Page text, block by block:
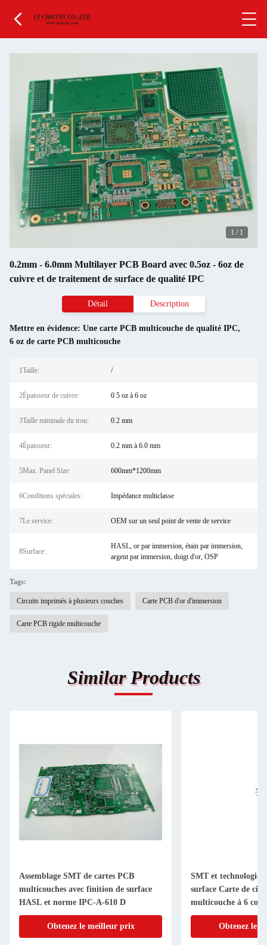
1 / 1
0.2mm - 6.0mm Multilayer PCB Board avec 0.5oz - 6oz de
cuivre et de traitement de surface de qualité IPC
Détail Description
Mettre en évidence: Une carte PCB multicouche de qualité IPC,
6 oz de carte PCB multicouche
1Taille: /
2Épaisseur de cuivre: 0.5 oz à 6 oz
3Taille minimale du trou: 0.2 mm
4Épaisseur: 0.2 mm à 6.0 mm
5Max. Panel Size: 600mm*1200mm
6Conditions spéciales: Impédance multiclasse
7Le service: OEM sur un seul point de vente de service
8Surface:
HASL, or par immersion, étain par immersion,
argent par immersion, doigt d'or, OSP
Tags:
Circuits imprimés à plusieurs couches Carte PCB d'or d'immersion
Carte PCB rigide multicouche
Similar Products
Assemblage SMT de cartes PCB
multicouches avec finition de surface
HASL et norme IPC-A-610 D
Obtenez le meilleur prix
SMT et technologie
surface Carte de
multicouche à 6
Obtenez le